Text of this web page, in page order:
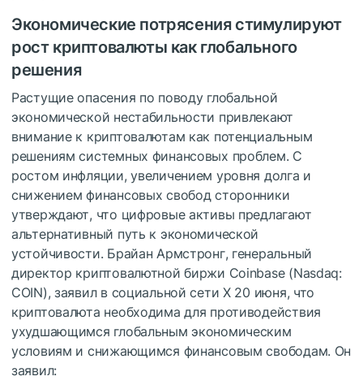
Экономические потрясения стимулируют
рост криптовалюты как глобального
решения
Растущие опасения по поводу глобальной
экономической нестабильности привлекают
внимание к криптовалютам как потенциальным
решениям системных финансовых проблем. С
ростом инфляции, увеличением уровня долга и
снижением финансовых свобод сторонники
утверждают, что цифровые активы предлагают
альтернативный путь к экономической
устойчивости. Брайан Армстронг, генеральный
директор криптовалютной биржи Coinbase (Nasdaq:
COIN), заявил в социальной сети X 20 июня, что
криптовалюта необходима для противодействия
ухудшающимся глобальным экономическим
условиям и снижающимся финансовым свободам. Он
заявил: